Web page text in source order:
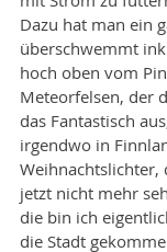
Dazu hat man ein
überschwemmt
hoch oben vom
Meteorfelsen, der
das Fantastisch
irgendwo in
Weihnachtslichter,
jetzt nicht mehr
die bin ich
die Stadt